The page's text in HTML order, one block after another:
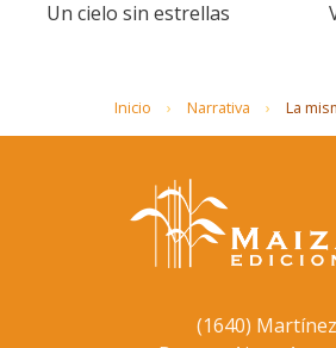
Un cielo sin estrellas
Inicio Narrativa La
(1640) Martínez